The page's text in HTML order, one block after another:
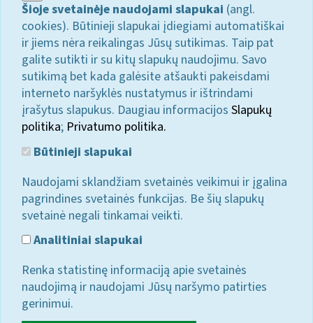
Šioje svetainėje naudojami slapukai (angl.
cookies). Būtinieji slapukai įdiegiami automatiškai
ir jiems nėra reikalingas Jūsų sutikimas. Taip pat
galite sutikti ir su kitų slapukų naudojimu. Savo
sutikimą bet kada galėsite atšaukti pakeisdami
interneto naršyklės nustatymus ir ištrindami
įrašytus slapukus. Daugiau informacijos Slapukų
politika; Privatumo politika.
Būtinieji slapukai
Naudojami sklandžiam svetainės veikimui ir įgalina
pagrindines svetainės funkcijas. Be šių slapukų
svetainė negali tinkamai veikti.
Analitiniai slapukai
Renka statistinę informaciją apie svetainės
naudojimą ir naudojami Jūsų naršymo patirties
gerinimui.